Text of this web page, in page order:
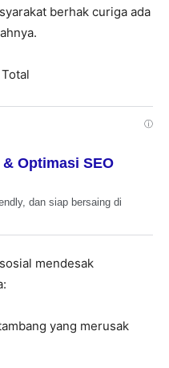
berhak curiga ada
ⓘ
Optimasi SEO
dan siap bersaing di
mendesak
yang merusak